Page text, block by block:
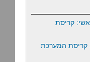
קריסת
קריסת המערכת